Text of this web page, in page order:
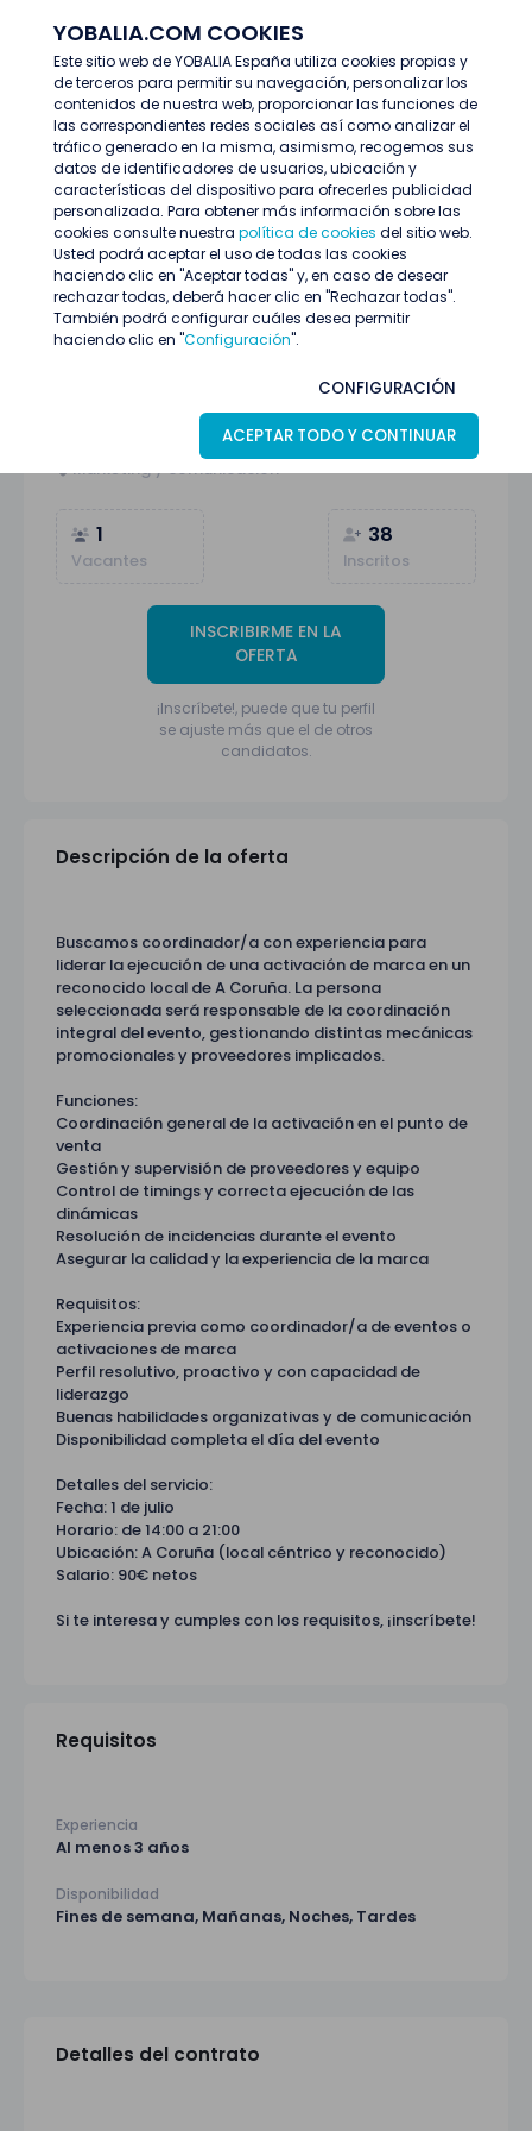
YOBALIA.COM COOKIES
Este sitio web de YOBALIA España utiliza cookies propias y
de terceros para permitir su navegación, personalizar los
contenidos de nuestra web, proporcionar las funciones de
las correspondientes redes sociales así como analizar el
tráfico generado en la misma, asimismo, recogemos sus
datos de identificadores de usuarios, ubicación y
características del dispositivo para ofrecerles publicidad
personalizada. Para obtener más información sobre las
cookies consulte nuestra política de cookies del sitio web.
Usted podrá aceptar el uso de todas las cookies
haciendo clic en "Aceptar todas" y, en caso de desear
rechazar todas, deberá hacer clic en "Rechazar todas".
También podrá configurar cuáles desea permitir
haciendo clic en "Configuración".
CONFIGURACIÓN
ACEPTAR TODO Y CONTINUAR
Últimas ofertas
COORDINADOR/A EVENTO ACTIVACIÓN DE MARCA 1 JULIO
COORDINADOR/A EVENTO ACTIVACIÓN DE
Junio
Marketing y comunicación
1
Vacantes
38
Inscritos
INSCRIBIRME EN LA
OFERTA
¡Inscríbete!, puede que tu perfil
se ajuste más que el de otros
candidatos.
Descripción de la oferta
Buscamos coordinador/a con experiencia para
liderar la ejecución de una activación de marca en un
reconocido local de A Coruña. La persona
seleccionada será responsable de la coordinación
integral del evento, gestionando distintas mecánicas
promocionales y proveedores implicados.
Funciones:
Coordinación general de la activación en el punto de
venta
Gestión y supervisión de proveedores y equipo
Control de timings y correcta ejecución de las
dinámicas
Resolución de incidencias durante el evento
Asegurar la calidad y la experiencia de la marca
Requisitos:
Experiencia previa como coordinador/a de eventos o
activaciones de marca
Perfil resolutivo, proactivo y con capacidad de
liderazgo
Buenas habilidades organizativas y de comunicación
Disponibilidad completa el día del evento
Detalles del servicio:
Fecha: 1 de julio
Horario: de 14:00 a 21:00
Ubicación: A Coruña (local céntrico y reconocido)
Salario: 90€ netos
Si te interesa y cumples con los requisitos, ¡inscríbete!
Requisitos
Experiencia
Al menos 3 años
Disponibilidad
Fines de semana, Mañanas, Noches, Tardes
Detalles del contrato